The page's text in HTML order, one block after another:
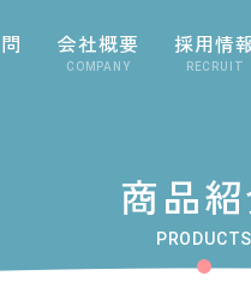
会社概要
COMPANY
採用情
RECRUIT
商品
PRODUCTS